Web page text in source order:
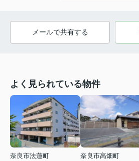
メールで共有する
よく見られている物件
奈良市法蓮町
奈良市高畑町